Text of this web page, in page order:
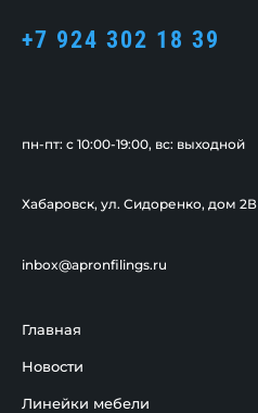
+7 924 302 18 39
пн-пт: c 10:00-19:00, вс: выходной
Хабаровск, ул. Сидоренко, дом 2В
inbox@apronfilings.ru
Главная
Новости
Линейки мебели